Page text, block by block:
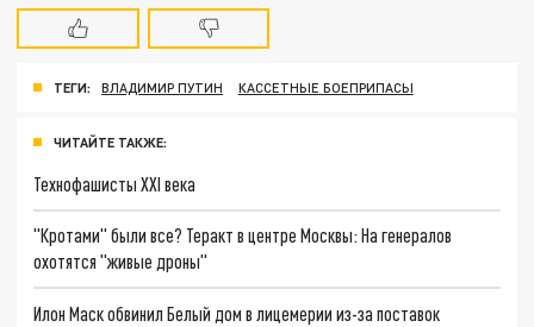
ТЕГИ: ВЛАДИМИР ПУТИН КАССЕТНЫЕ БОЕПРИПАСЫ
ЧИТАЙТЕ ТАКЖЕ:
Технофашисты XXI века
"Кротами" были все? Теракт в центре Москвы: На генералов
охотятся "живые дроны"
Илон Маск обвинил Белый дом в лицемерии из-за поставок